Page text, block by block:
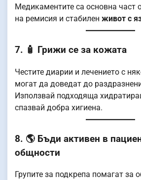
Медикаментите са основна част
на ремисия и стабилен живот с
7. 🧴 Грижи се за кожата
Честите диарии и лечението с
могат да доведат до
Използвай подходяща
спазвай добра хигиена.
8. 🌎 Бъди активен в
общности
Групите за подкрепа помагат за